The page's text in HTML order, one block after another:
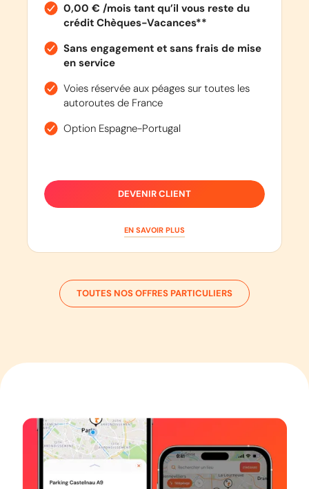
0,00 € /mois tant qu’il vous reste du
crédit Chèques-Vacances**
Sans engagement et sans frais de mise
en service
Voies réservée aux péages sur toutes les
autoroutes de France
Option Espagne-Portugal
DEVENIR CLIENT
EN SAVOIR PLUS
TOUTES NOS OFFRES PARTICULIERS